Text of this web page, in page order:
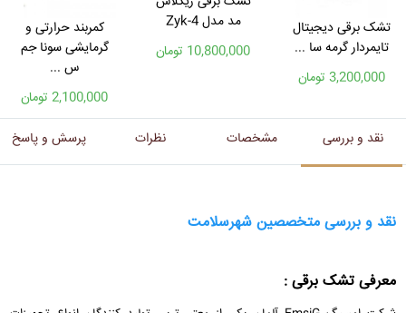
تشک برقی دیجیتال
تایمردار گرمه سا ...
3,200,000 تومان
مد مدل Zyk-4
10,800,000 تومان
کمربند حرارتی و
گرمایشی سونا جم
س ...
2,100,000 تومان
نقد و بررسی مشخصات نظرات پرسش و پاسخ
نقد و بررسی متخصصین شهرسلامت
معرفی تشک برقی :